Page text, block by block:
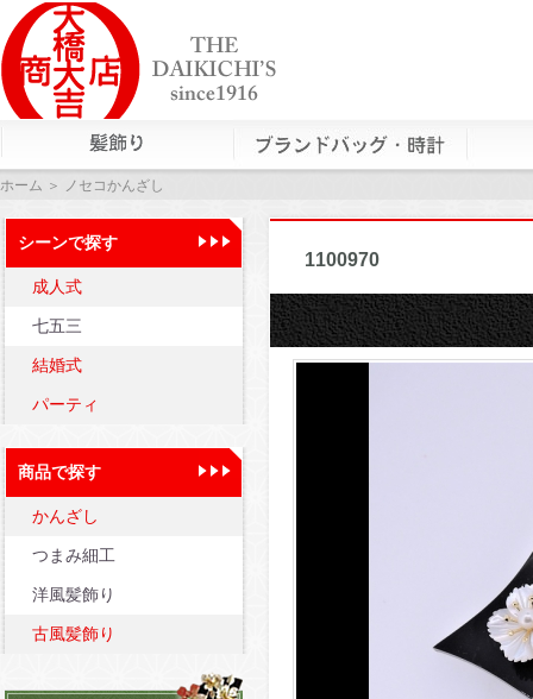
ホーム ＞ ノセコかんざし
1100970
シーンで探す
成人式
七五三
結婚式
パーティ
商品で探す
かんざし
つまみ細工
洋風髪飾り
古風髪飾り